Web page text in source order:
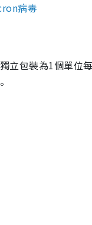
病毒
立包裝為1個單位